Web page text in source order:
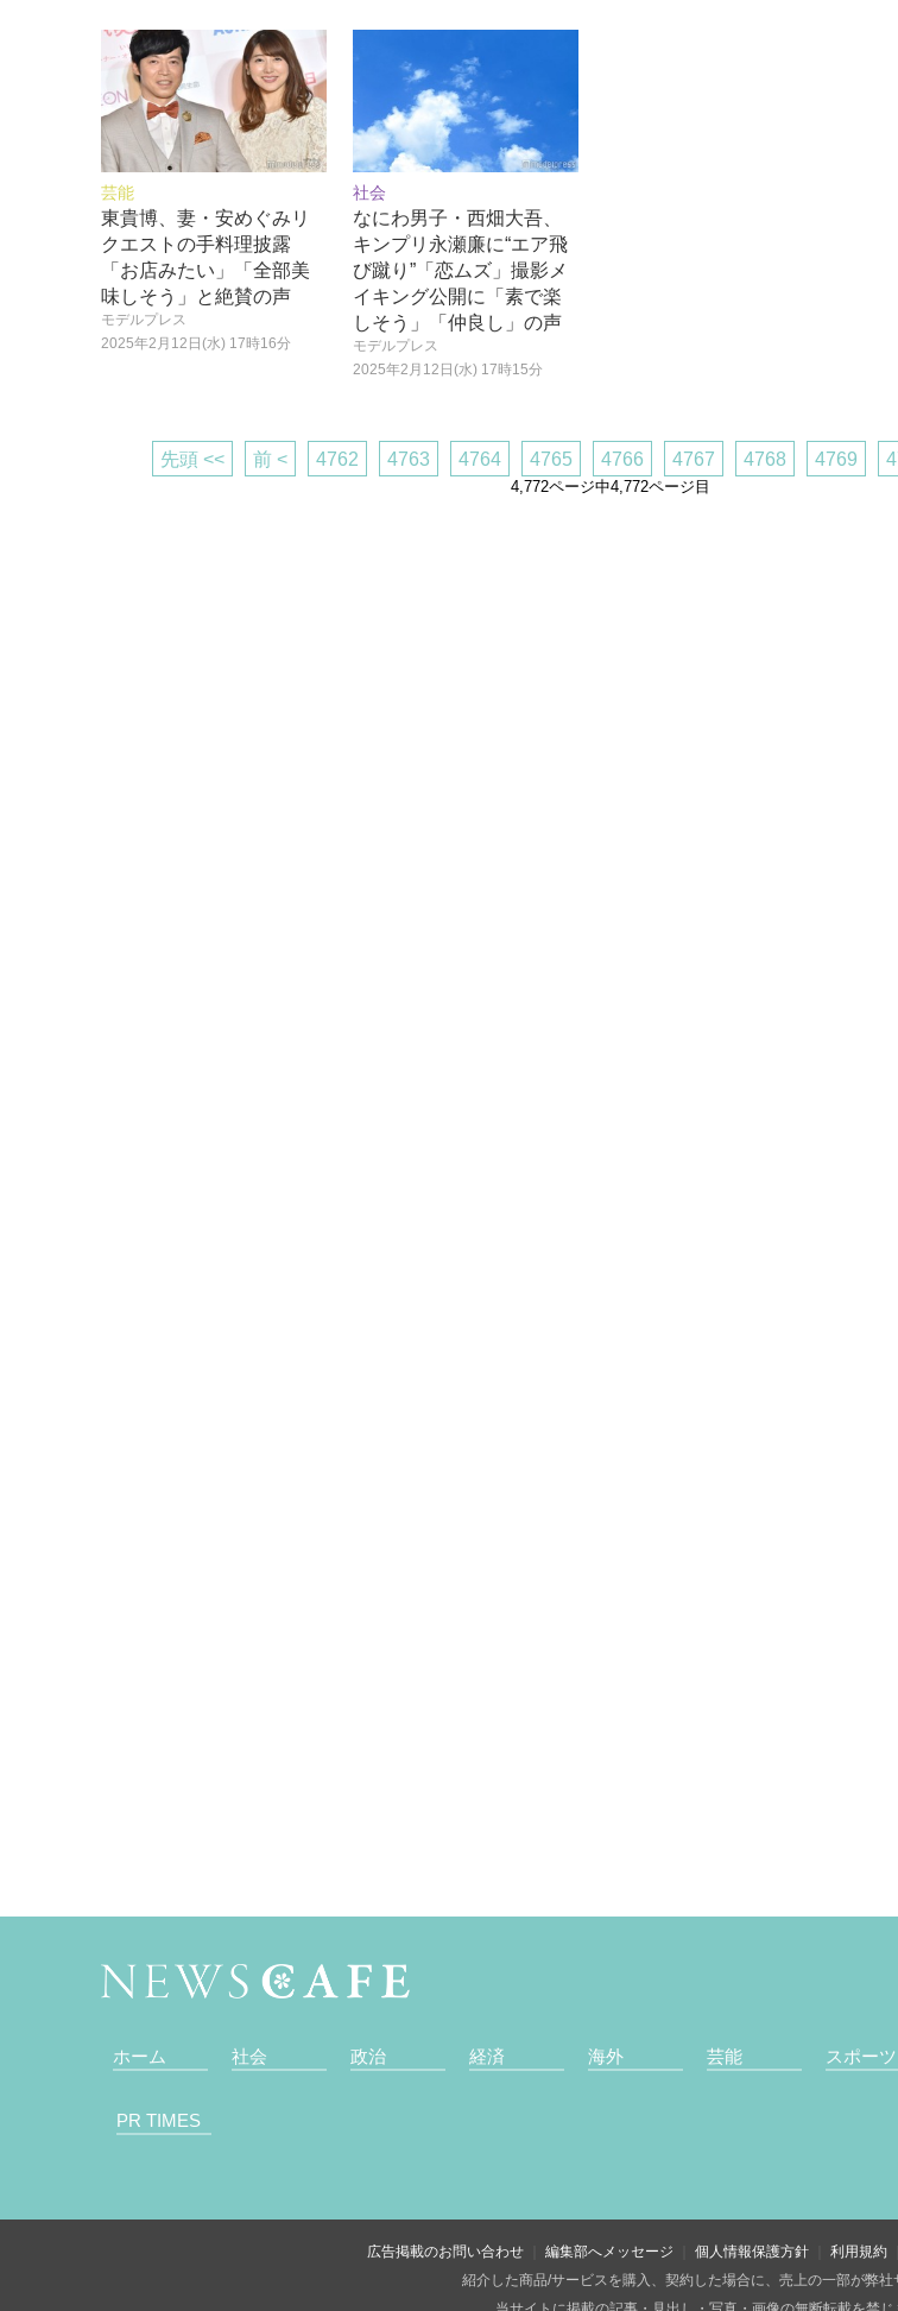
芸能
東貴博、妻・安めぐみリ
クエストの手料理披露
「お店みたい」「全部美
味しそう」と絶賛の声
モデルプレス
2025年2月12日(水) 17時16分
社会
なにわ男子・西畑大吾、
キンプリ永瀬廉に“エア飛
び蹴り”「恋ムズ」撮影メ
イキング公開に「素で楽
しそう」「仲良し」の声
モデルプレス
2025年2月12日(水) 17時15分
先頭 << 前 < 4762 4763 4764 4765 4766 4767 4768 4769
4,772ページ中4,772ページ目
ホーム 社会 政治 経済 海外 芸能 スポーツ
PR TIMES
広告掲載のお問い合わせ 編集部へメッセージ 個人情報保護方針 利用規約
紹介した商品/サービスを購入、契約した場合に、売上の一部が弊社